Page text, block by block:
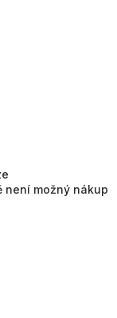
není možný nákup